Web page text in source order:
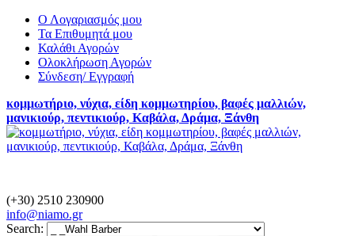
Ο Λογαριασμός μου
Τα Επιθυμητά μου
Καλάθι Αγορών
Ολοκλήρωση Αγορών
Σύνδεση/ Εγγραφή
κομμωτήριο, νύχια, είδη κομμωτηρίου, βαφές μαλλιών,
μανικιούρ, πεντικιούρ, Καβάλα, Δράμα, Ξάνθη
(+30) 2510 230900
info@niamo.gr
Search: